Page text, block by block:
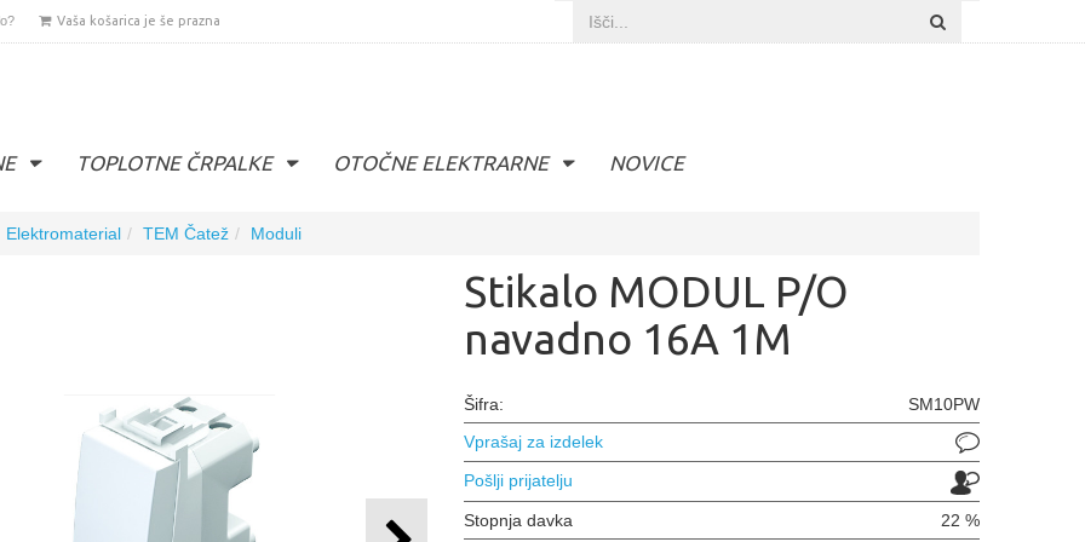
Vaša košarica je še prazna
TOPLOTNE ČRPALKE OTOČNE ELEKTRARNE NOVICE
Elektromaterial TEM Čatež Moduli
Stikalo MODUL P/O
navadno 16A 1M
Šifra:
SM10PW
Vprašaj za izdelek
Pošlji prijatelju
Stopnja davka 22 %